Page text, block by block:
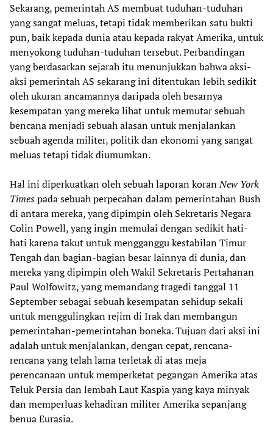
Sekarang, pemerintah AS membuat tuduhan-tuduhan
yang sangat meluas, tetapi tidak memberikan satu bukti
pun, baik kepada dunia atau kepada rakyat Amerika, untuk
menyokong tuduhan-tuduhan tersebut. Perbandingan
yang berdasarkan sejarah itu menunjukkan bahwa aksi-
aksi pemerintah AS sekarang ini ditentukan lebih sedikit
oleh ukuran ancamannya daripada oleh besarnya
kesempatan yang mereka lihat untuk memutar sebuah
bencana menjadi sebuah alasan untuk menjalankan
sebuah agenda militer, politik dan ekonomi yang sangat
meluas tetapi tidak diumumkan.
Hal ini diperkuatkan oleh sebuah laporan koranNew York
Timespada sebuah perpecahan dalam pemerintahan Bush
di antara mereka, yang dipimpin oleh Sekretaris Negara
Colin Powell, yang ingin memulai dengan sedikit hati-
hati karena takut untuk mengganggu kestabilan Timur
Tengah dan bagian-bagian besar lainnya di dunia, dan
mereka yang dipimpin oleh Wakil Sekretaris Pertahanan
Paul Wolfowitz, yang memandang tragedi tanggal 11
September sebagai sebuah kesempatan sehidup sekali
untuk menggulingkan rejim di Irak dan membangun
pemerintahan-pemerintahan boneka. Tujuan dari aksi ini
adalah untuk menjalankan, dengan cepat, rencana-
rencana yang telah lama terletak di atas meja
perencanaan untuk memperketat pegangan Amerika atas
Teluk Persia dan lembah Laut Kaspia yang kaya minyak
dan memperluas kehadiran militer Amerika sepanjang
benua Eurasia.